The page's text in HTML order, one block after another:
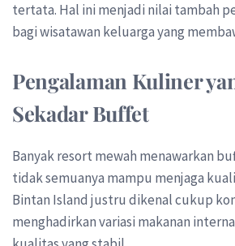
tertata. Hal ini menjadi nilai tambah
bagi wisatawan keluarga yang
Pengalaman Kuliner
Sekadar Buffet
Banyak resort mewah menawarkan
tidak semuanya mampu menjaga
Bintan Island justru dikenal cukup
menghadirkan variasi makanan